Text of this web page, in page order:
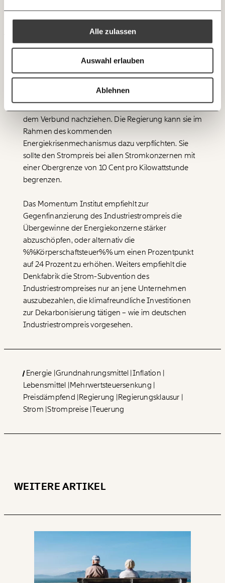
Alle zulassen
Auswahl erlauben
Ablehnen
150€ €
Ich möchte meine Spende verschenken.
Du erhältst eine E-Mail mit deiner
Geschenkurkunde im PDF-Format, welche Du
ausdrucken oder weiterleiten und verschenken
WEITER
Ich bin einverstanden, einen regelmäßigen Newsletter zu erhalten.
Mehr Informationen:Datenschutz.
ANMELDEN
Bereits vier Jahre fahren die Stromkonzerne
Rekordprofite ein, während sie überhöhte
niedrigeren Strompreise bei allen Kunden
dem Verbund nachziehen. Die Regierung kann sie im
Rahmen des kommenden
Energiekrisenmechanismus dazu verpflichten. Sie
sollte den Strompreis bei allen Stromkonzernen mit
einer Obergrenze von 10 Cent pro Kilowattstunde
begrenzen.
Das Momentum Institut empfiehlt zur
Gegenfinanzierung des Industriestrompreis die
Übergewinne der Energiekonzerne stärker
abzuschöpfen, oder alternativ die
%%Körperschaftsteuer%% um einen Prozentpunkt
auf 24 Prozent zu erhöhen. Weiters empfiehlt die
Denkfabrik die Strom-Subvention des
Industriestrompreises nur an jene Unternehmen
auszubezahlen, die klimafreundliche Investitionen
zur Dekarbonisierung tätigen – wie im deutschen
Industriestrompreis vorgesehen.
Energie Grundnahrungsmittel Inflation
Lebensmittel Mehrwertsteuersenkung
Preisdämpfend Regierung Regierungsklausur
Strom Strompreise Teuerung
WEITERE ARTIKEL